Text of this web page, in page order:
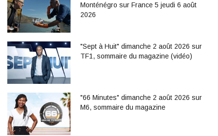
Monténégro sur France 5 jeudi 6 août
2026
"Sept à Huit" dimanche 2 août 2026 sur
TF1, sommaire du magazine (vidéo)
"66 Minutes" dimanche 2 août 2026 sur
M6, sommaire du magazine